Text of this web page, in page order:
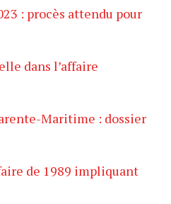
: procès attendu pour
dans l’affaire
Maritime : dossier
de 1989 impliquant